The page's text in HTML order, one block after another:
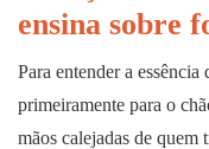
ensina sobre
Para entender a
primeiramente para o
mãos calejadas de